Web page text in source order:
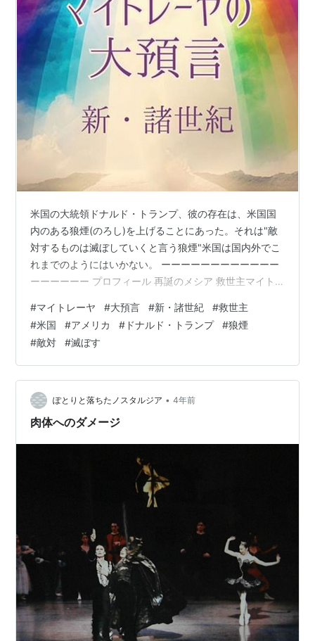
米国の大統領ドナルド・トランプ、彼の存在は、米国国
内のある狼煙(のろし)を上げることにあった。それは"敵
対するものは滅ぼしていくと言う狼煙"米国は国内外でこ
れまでのようにはいかない。 ーーーーーーーーーーーー
ーーーーーー プロフィール 再誕のメシア 救世主マイト
け、地球上に人間として生まれており、地球人から要請
されれば、地球人にとってのメシア（救世主）となり得
る存在です。 ご相談・対応事例 小さな奇跡の対話：貴
方/グループ/組織の周りから、癒しと愛と喜びを周囲に広
げていく対話 課題や悩みや受験や恋愛などの具体的な質
問をしたい 貴方の夢を語ってそ…
#マイトレーヤ #大預言 #新・諸世紀 #救世主
#米国 #アメリカ # ドナルド・トランプ #狼煙
#敵対 #滅ぼす
ぽとりと落ちたノスタルジア • 4年前
肉体へのダメージ